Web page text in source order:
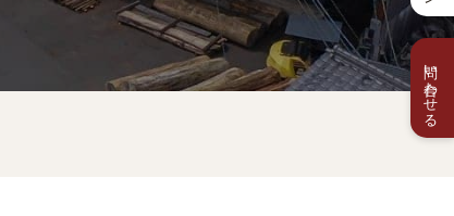
問い合わせる